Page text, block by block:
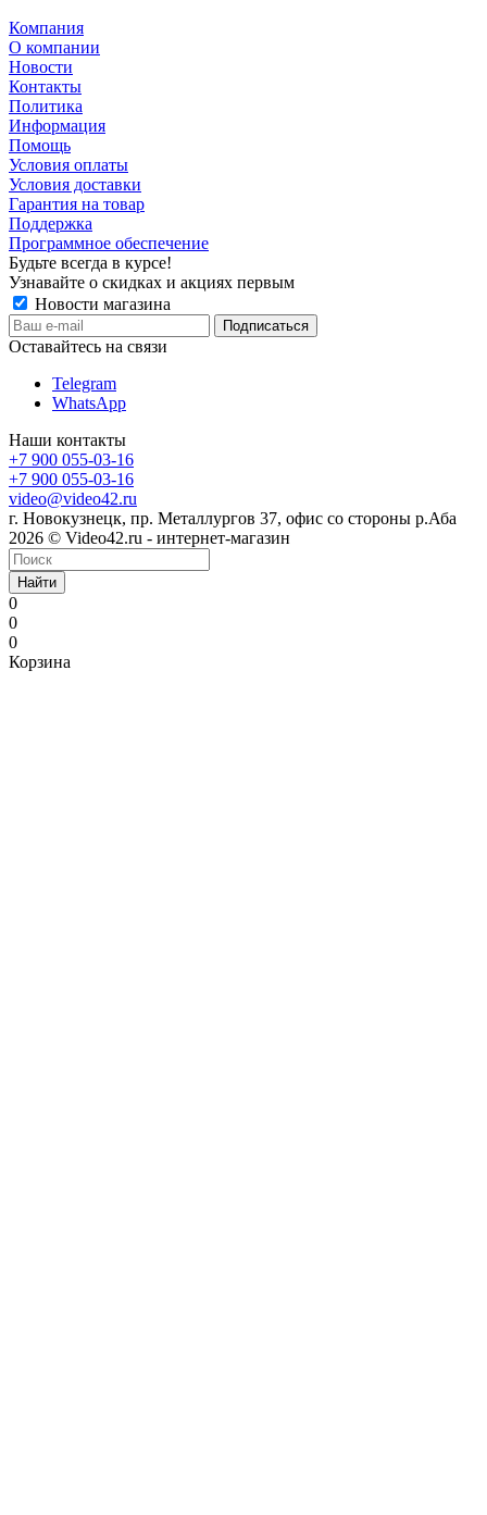
Компания
О компании
Новости
Контакты
Политика
Информация
Помощь
Условия оплаты
Условия доставки
Гарантия на товар
Поддержка
Программное обеспечение
Будьте всегда в курсе!
Узнавайте о скидках и акциях первым
Новости магазина
Оставайтесь на связи
Telegram
WhatsApp
Наши контакты
+7 900 055-03-16
+7 900 055-03-16
video@video42.ru
г. Новокузнецк, пр. Металлургов 37, офис со стороны р.Аба
2026 © Video42.ru - интернет-магазин
Найти
0
0
0
Корзина